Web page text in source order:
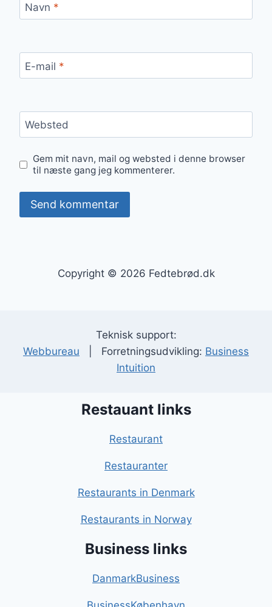
Navn *
E-mail *
Websted
Gem mit navn, mail og websted i denne browser
til næste gang jeg kommenterer.
Copyright © 2026 Fedtebrød.dk
Teknisk support:
Webbureau | Forretningsudvikling: Business
Intuition
Restauant links
Restaurant
Restauranter
Restaurants in Denmark
Restaurants in Norway
Business links
DanmarkBusiness